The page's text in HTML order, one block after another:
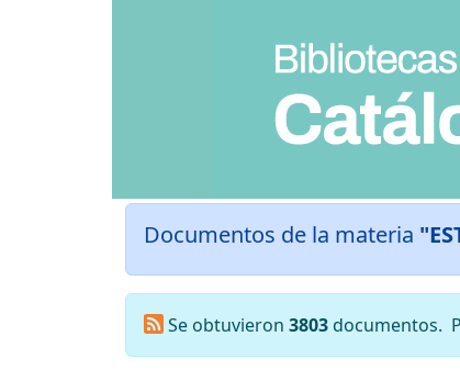
Documentos de la materia
Se obtuvieron 3803documentos.